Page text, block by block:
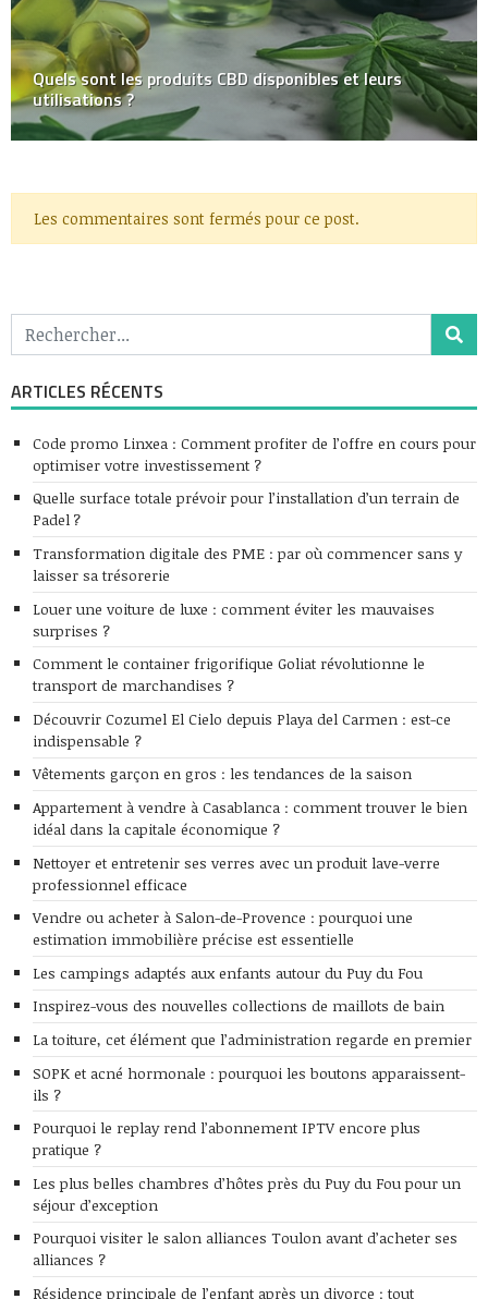
Quels sont les produits CBD disponibles et leurs
utilisations ?
Les commentaires sont fermés pour ce post.
ARTICLES RÉCENTS
Code promo Linxea : Comment profiter de l’offre en cours pour
optimiser votre investissement ?
Quelle surface totale prévoir pour l’installation d’un terrain de
Padel ?
Transformation digitale des PME : par où commencer sans y
laisser sa trésorerie
Louer une voiture de luxe : comment éviter les mauvaises
surprises ?
Comment le container frigorifique Goliat révolutionne le
transport de marchandises ?
Découvrir Cozumel El Cielo depuis Playa del Carmen : est-ce
indispensable ?
Vêtements garçon en gros : les tendances de la saison
Appartement à vendre à Casablanca : comment trouver le bien
idéal dans la capitale économique ?
Nettoyer et entretenir ses verres avec un produit lave-verre
professionnel efficace
Vendre ou acheter à Salon-de-Provence : pourquoi une
estimation immobilière précise est essentielle
Les campings adaptés aux enfants autour du Puy du Fou
Inspirez-vous des nouvelles collections de maillots de bain
La toiture, cet élément que l’administration regarde en premier
SOPK et acné hormonale : pourquoi les boutons apparaissent-
ils ?
Pourquoi le replay rend l’abonnement IPTV encore plus
pratique ?
Les plus belles chambres d’hôtes près du Puy du Fou pour un
séjour d’exception
Pourquoi visiter le salon alliances Toulon avant d’acheter ses
alliances ?
Résidence principale de l’enfant après un divorce : tout